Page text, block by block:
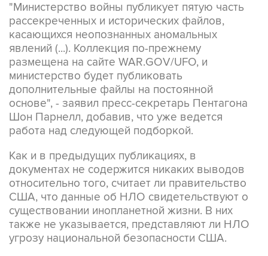
"Министерство войны публикует пятую часть
рассекреченных и исторических файлов,
касающихся неопознанных аномальных
явлений (...). Коллекция по-прежнему
размещена на сайте WAR.GOV/UFO, и
министерство будет публиковать
дополнительные файлы на постоянной
основе", - заявил пресс-секретарь Пентагона
Шон Парнелл, добавив, что уже ведется
работа над следующей подборкой.
Как и в предыдущих публикациях, в
документах не содержится никаких выводов
относительно того, считает ли правительство
США, что данные об НЛО свидетельствуют о
существовании инопланетной жизни. В них
также не указывается, представляют ли НЛО
угрозу национальной безопасности США.